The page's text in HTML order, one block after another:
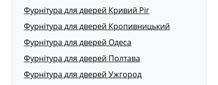
Фурнітура для дверей Кривий Ріг
Фурнітура для дверей Кропивницький
Фурнітура для дверей Одеса
Фурнітура для дверей Полтава
Фурнітура для дверей Ужгород